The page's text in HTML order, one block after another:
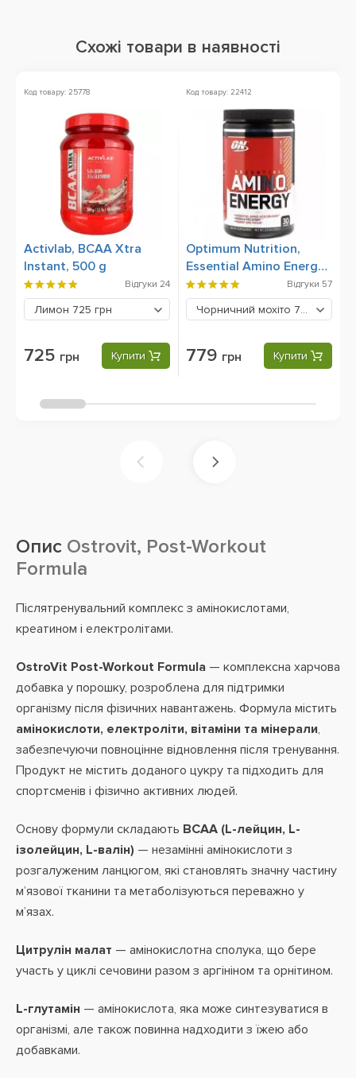
Схожі товари в наявності
Код товару: 25778
Activlab, BCAA Xtra
Instant, 500 g
Відгуки 24
Лимон 725 грн
725 грн Купити
Код товару: 22412
Optimum Nutrition,
Essential Amino Energy,
270 грам
Відгуки 57
Чорничний мохіто 779 грн
779 грн Купити
Опис Ostrovit, Post-Workout
Formula
Післятренувальний комплекс з амінокислотами,
креатином і електролітами.
OstroVit Post-Workout Formula — комплексна харчова
добавка у порошку, розроблена для підтримки
організму після фізичних навантажень. Формула містить
амінокислоти, електроліти, вітаміни та мінерали,
забезпечуючи повноцінне відновлення після тренування.
Продукт не містить доданого цукру та підходить для
спортсменів і фізично активних людей.
Основу формули складають BCAA (L-лейцин, L-
ізолейцин, L-валін) — незамінні амінокислоти з
розгалуженим ланцюгом, які становлять значну частину
м’язової тканини та метаболізуються переважно у
м’язах.
Цитрулін малат — амінокислотна сполука, що бере
участь у циклі сечовини разом з аргініном та орнітином.
L-глутамін — амінокислота, яка може синтезуватися в
організмі, але також повинна надходити з їжею або
добавками.